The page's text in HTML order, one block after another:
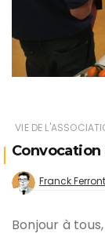
VIE DE
Convocation
Franck Ferront
Bonjour à tous,